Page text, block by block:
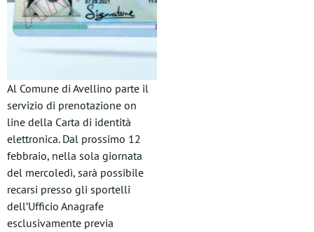
Al Comune di Avellino parte il
servizio di prenotazione on
line della Carta di identità
elettronica. Dal prossimo 12
febbraio, nella sola giornata
del mercoledì, sarà possibile
recarsi presso gli sportelli
dell’Ufficio Anagrafe
esclusivamente previa